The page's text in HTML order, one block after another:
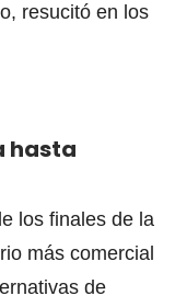
resucitó en los
hasta
los finales de la
más comercial
de